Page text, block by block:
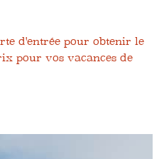
d'entrée pour obtenir le
pour vos vacances de